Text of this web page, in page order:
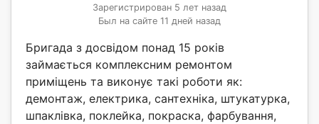
Зарегистрирован 5 лет назад
Был на сайте 11 дней назад
Бригада з досвідом понад 15 років
займається комплексним ремонтом
приміщень та виконує такі роботи як:
демонтаж, електрика, сантехніка, штукатурка,
шпаклівка, поклейка, покраска, фарбування,